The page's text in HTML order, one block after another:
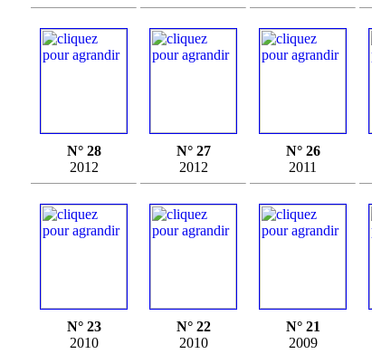
N° 28
2012
N° 27
2012
N° 26
2011
N° 23
2010
N° 22
2010
N° 21
2009